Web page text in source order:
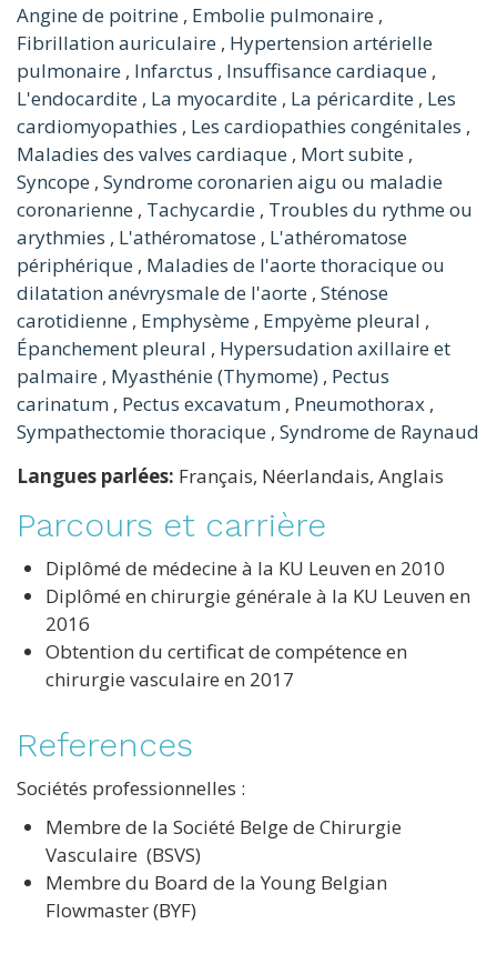
Angine de poitrine , Embolie pulmonaire ,
Fibrillation auriculaire , Hypertension artérielle
pulmonaire , Infarctus , Insuffisance cardiaque ,
L'endocardite , La myocardite , La péricardite , Les
cardiomyopathies , Les cardiopathies congénitales ,
Maladies des valves cardiaque , Mort subite ,
Syncope , Syndrome coronarien aigu ou maladie
coronarienne , Tachycardie , Troubles du rythme ou
arythmies , L'athéromatose , L'athéromatose
périphérique , Maladies de l'aorte thoracique ou
dilatation anévrysmale de l'aorte , Sténose
carotidienne , Emphysème , Empyème pleural ,
Épanchement pleural , Hypersudation axillaire et
palmaire , Myasthénie (Thymome) , Pectus
carinatum , Pectus excavatum , Pneumothorax ,
Sympathectomie thoracique , Syndrome de Raynaud
Langues parlées: Français, Néerlandais, Anglais
Parcours et carrière
Diplômé de médecine à la KU Leuven en 2010
Diplômé en chirurgie générale à la KU Leuven en
2016
Obtention du certificat de compétence en
chirurgie vasculaire en 2017
References
Sociétés professionnelles :
Membre de la Société Belge de Chirurgie
Vasculaire (BSVS)
Membre du Board de la Young Belgian
Flowmaster (BYF)